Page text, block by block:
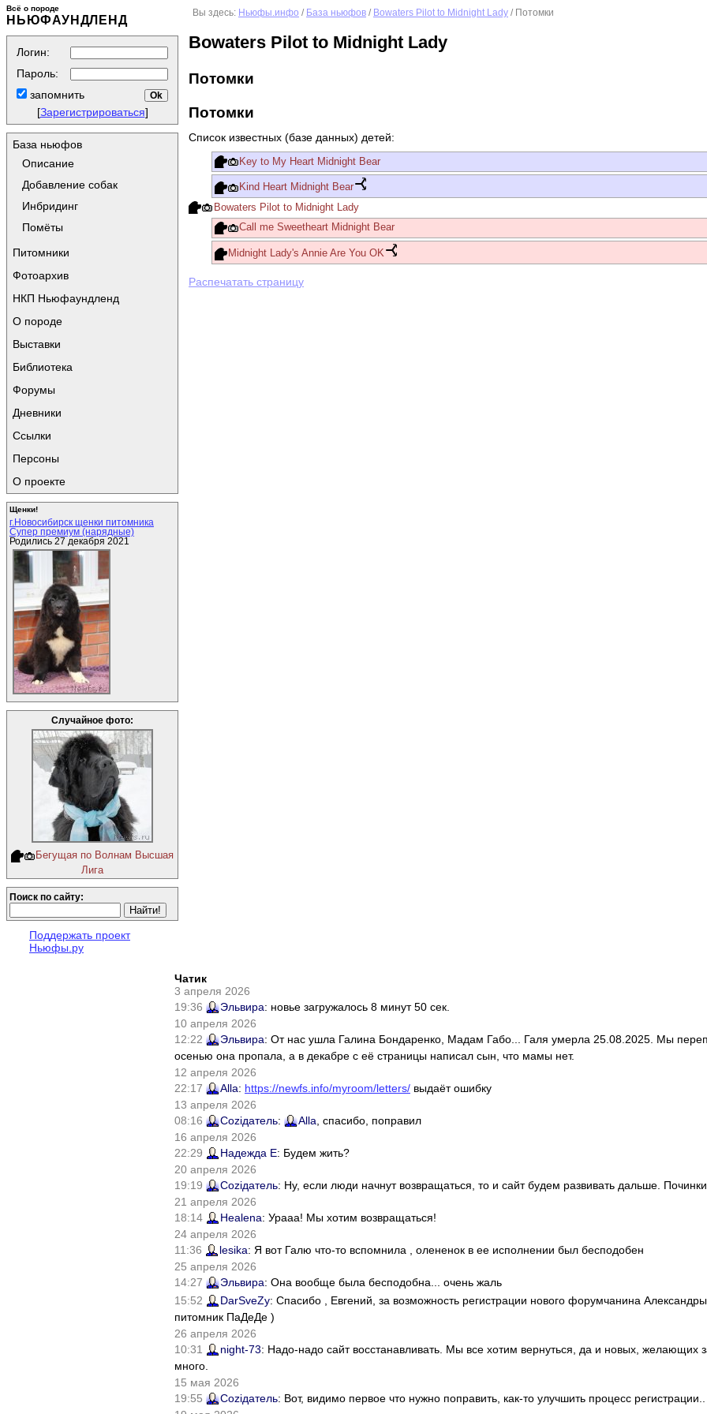
Всё о породе
НЬЮФАУНДЛЕНД
Логин:
Пароль:
запомнить
[Зарегистрироваться]
База ньюфов
Описание
Добавление собак
Инбридинг
Помёты
Питомники
Фотоархив
НКП Ньюфаундленд
О породе
Выставки
Библиотека
Форумы
Дневники
Ссылки
Персоны
О проекте
Щенки!
г.Новосибирск щенки питомника
Супер премиум (нарядные)
Родились 27 декабря 2021
Случайное фото:
Бегущая по Волнам Высшая
Лига
Поиск по сайту:
Поддержать проект
Ньюфы.ру
Вы здесь: Ньюфы.инфо / База ньюфов / Bowaters Pilot to Midnight Lady / Потомки
Bowaters Pilot to Midnight Lady
Потомки
Потомки
Список известных (базе данных) детей:
Key to My Heart Midnight Bear
Kind Heart Midnight Bear
Bowaters Pilot to Midnight Lady
Call me Sweetheart Midnight Bear
Midnight Lady's Annie Are You OK
Распечатать страницу
Чатик
3 апреля 2026
19:36
Эльвира: новье загружалось 8 минут 50 сек.
10 апреля 2026
12:22
Эльвира: От нас ушла Галина Бондаренко, Мадам Габо... Галя умерла 25.08.2025. Мы
осенью она пропала, а в декабре с её страницы написал сын, что мамы нет.
12 апреля 2026
22:17
Alla: https://newfs.info/myroom/letters/ выдаёт ошибку
13 апреля 2026
08:16
Соziдатель: Alla , спасибо, поправил
16 апреля 2026
22:29
Надежда Е: Будем жить?
20 апреля 2026
19:19
Соziдатель: Ну, если люди начнут возвращаться, то и сайт будем развивать дальше.
21 апреля 2026
18:14
Healena: Урааа! Мы хотим возвращаться!
24 апреля 2026
11:36
lesika: Я вот Галю что-то вспомнила , олененок в ее исполнении был бесподобен
25 апреля 2026
14:27
Эльвира: Она вообще была бесподобна... очень жаль
15:52
DarSveZy: Спасибо , Евгений, за возможность регистрации нового форумчанина
питомник ПаДеДе )
26 апреля 2026
10:31
night-73: Надо-надо сайт восстанавливать. Мы все хотим вернуться, да и новых, желающих
много.
15 мая 2026
19:55
Соziдатель: Вот, видимо первое что нужно поправить, как-то улучшить процесс регистрации..